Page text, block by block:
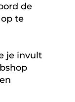
de
te
je invult